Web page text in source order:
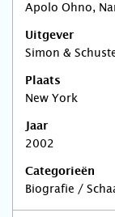
Apolo Ohno,
Uitgever
Simon &
Plaats
New York
Jaar
2002
Categorieën
Biografie /